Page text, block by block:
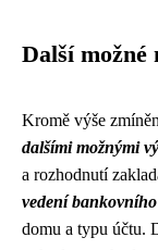
Další možné
Kromě výše
dalšími možnými
a rozhodnutí
vedení
domu a typu účtu.